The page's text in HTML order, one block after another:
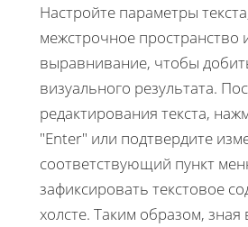
Настройте параметры
межстрочное пространство
выравнивание, чтобы
визуального результата.
редактирования текста,
"Enter" или подтвердите
соответствующий пункт
зафиксировать текстовое
холсте. Таким образом, зная